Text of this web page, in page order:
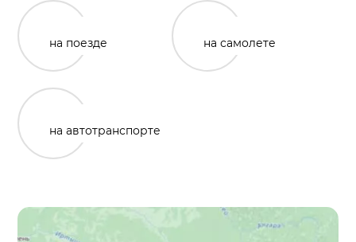
на поезде на самолете
на автотранспорте